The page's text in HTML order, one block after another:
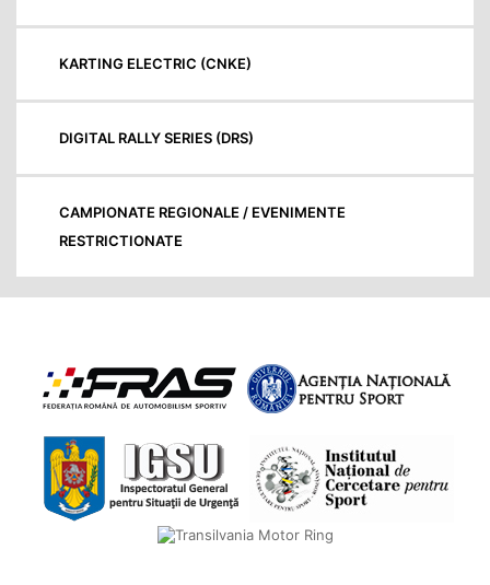
KARTING ELECTRIC (CNKE)
DIGITAL RALLY SERIES (DRS)
CAMPIONATE REGIONALE / EVENIMENTE
RESTRICTIONATE